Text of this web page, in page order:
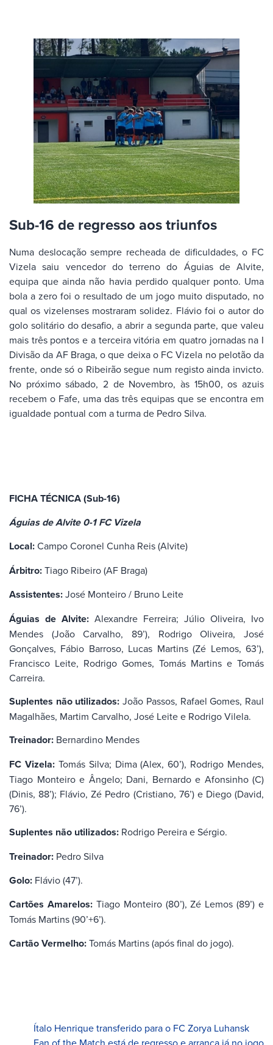
Sub-16 de regresso aos triunfos
Numa deslocação sempre recheada de dificuldades, o FC
Vizela saiu vencedor do terreno do Águias de Alvite,
equipa que ainda não havia perdido qualquer ponto. Uma
bola a zero foi o resultado de um jogo muito disputado, no
qual os vizelenses mostraram solidez. Flávio foi o autor do
golo solitário do desafio, a abrir a segunda parte, que valeu
mais três pontos e a terceira vitória em quatro jornadas na I
Divisão da AF Braga, o que deixa o FC Vizela no pelotão da
frente, onde só o Ribeirão segue num registo ainda invicto.
No próximo sábado, 2 de Novembro, às 15h00, os azuis
recebem o Fafe, uma das três equipas que se encontra em
igualdade pontual com a turma de Pedro Silva.
FICHA TÉCNICA (Sub-16)
Águias de Alvite 0-1 FC Vizela
Local:Campo Coronel Cunha Reis (Alvite)
Árbitro:Tiago Ribeiro (AF Braga)
Assistentes:José Monteiro / Bruno Leite
Águias de Alvite: Alexandre Ferreira; Júlio Oliveira, Ivo
Mendes (João Carvalho, 89’), Rodrigo Oliveira, José
Gonçalves, Fábio Barroso, Lucas Martins (Zé Lemos, 63’),
Francisco Leite, Rodrigo Gomes, Tomás Martins e Tomás
Carreira.
Suplentes não utilizados: João Passos, Rafael Gomes, Raul
Magalhães, Martim Carvalho, José Leite e Rodrigo Vilela.
Treinador: Bernardino Mendes
FC Vizela:Tomás Silva; Dima (Alex, 60’), Rodrigo Mendes,
Tiago Monteiro e Ângelo; Dani, Bernardo e Afonsinho (C)
(Dinis, 88’); Flávio, Zé Pedro (Cristiano, 76’) e Diego (David,
76’).
Suplentes não utilizados: Rodrigo Pereira e Sérgio.
Treinador: Pedro Silva
Golo: Flávio (47’).
Cartões Amarelos:Tiago Monteiro (80’), Zé Lemos (89’) e
Tomás Martins (90’+6’).
Cartão Vermelho:Tomás Martins (após final do jogo).
Ítalo Henrique transferido para o FC Zorya Luhansk